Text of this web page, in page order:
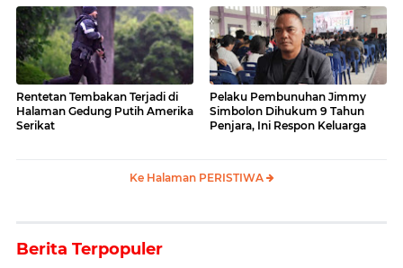
Rentetan Tembakan Terjadi di
Halaman Gedung Putih Amerika
Serikat
Pelaku Pembunuhan Jimmy
Simbolon Dihukum 9 Tahun
Penjara, Ini Respon Keluarga
Ke Halaman PERISTIWA
Berita Terpopuler